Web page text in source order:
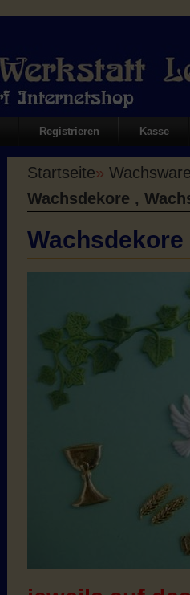
Registrieren Kasse
Startseite»
Wachsdekore ,